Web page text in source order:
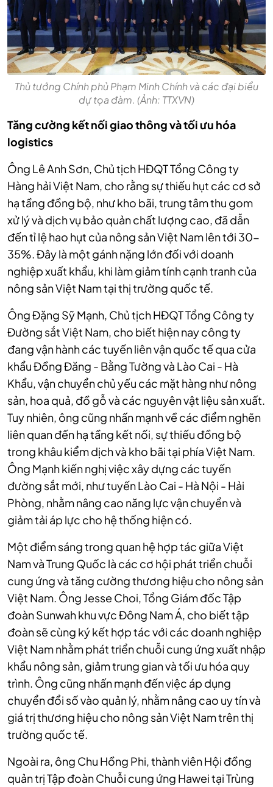
Thủ tướng Chính phủ Phạm Minh Chính và các đại biểu
dự tọa đàm. (Ảnh: TTXVN)
Tăng cường kết nối giao thông và tối ưu hóa
logistics
Ông Lê Anh Sơn, Chủ tịch HĐQT Tổng Công ty
Hàng hải Việt Nam, cho rằng sự thiếu hụt các cơ sở
hạ tầng đồng bộ, như kho bãi, trung tâm thu gom
xử lý và dịch vụ bảo quản chất lượng cao, đã dẫn
đến tỉ lệ hao hụt của nông sản Việt Nam lên tới 30-
35%. Đây là một gánh nặng lớn đối với doanh
nghiệp xuất khẩu, khi làm giảm tính cạnh tranh của
nông sản Việt Nam tại thị trường quốc tế.
Ông Đặng Sỹ Mạnh, Chủ tịch HĐQT Tổng Công ty
Đường sắt Việt Nam, cho biết hiện nay công ty
đang vận hành các tuyến liên vận quốc tế qua cửa
khẩu Đồng Đăng - Bằng Tường và Lào Cai - Hà
Khẩu, vận chuyển chủ yếu các mặt hàng như nông
sản, hoa quả, đồ gỗ và các nguyên vật liệu sản xuất.
Tuy nhiên, ông cũng nhấn mạnh về các điểm nghẽn
liên quan đến hạ tầng kết nối, sự thiếu đồng bộ
trong khâu kiểm dịch và kho bãi tại phía Việt Nam.
Ông Mạnh kiến nghị việc xây dựng các tuyến
đường sắt mới, như tuyến Lào Cai - Hà Nội - Hải
Phòng, nhằm nâng cao năng lực vận chuyển và
giảm tải áp lực cho hệ thống hiện có.
Một điểm sáng trong quan hệ hợp tác giữa Việt
Nam và Trung Quốc là các cơ hội phát triển chuỗi
cung ứng và tăng cường thương hiệu cho nông sản
Việt Nam. Ông Jesse Choi, Tổng Giám đốc Tập
đoàn Sunwah khu vực Đông Nam Á, cho biết tập
đoàn sẽ cùng ký kết hợp tác với các doanh nghiệp
Việt Nam nhằm phát triển chuỗi cung ứng xuất nhập
khẩu nông sản, giảm trung gian và tối ưu hóa quy
trình. Ông cũng nhấn mạnh đến việc áp dụng
chuyển đổi số vào quản lý, nhằm nâng cao uy tín và
giá trị thương hiệu cho nông sản Việt Nam trên thị
trường quốc tế.
Ngoài ra, ông Chu Hồng Phi, thành viên Hội đồng
quản trị Tập đoàn Chuỗi cung ứng Hawei tại Trùng